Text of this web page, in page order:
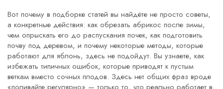
Вот почему в подборке статей вы найдёте не просто советы,
а конкретные действия: как обрезать абрикос после зимы,
чем опрыскать его до распускания почек, как подготовить
почву под деревом, и почему некоторые методы, которые
работают для яблонь, здесь не подойдут. Вы узнаете, как
избежать типичных ошибок, которые приводят к пустым
веткам вместо сочных плодов. Здесь нет общих фраз вроде